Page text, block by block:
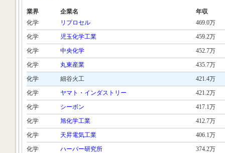
業界 企業名
年収
化学
リプロセル
469.0万
化学
児玉化学工業
459.2万
化学
中央化学
452.7万
化学
丸東産業
435.7万
化学
細谷火工
421.4万
化学
ヤマト・インダストリー
421.2万
化学
シーボン
417.1万
化学
旭化学工業
412.7万
化学
天昇電気工業
406.1万
化学
ハーバー研究所 374.2万